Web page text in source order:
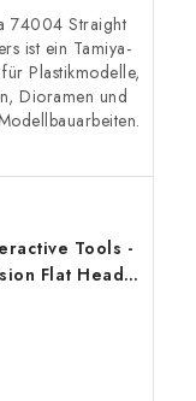
74004 Straight
ist ein Tamiya-
Plastikmodelle,
Dioramen und
Tools -
Flat Head